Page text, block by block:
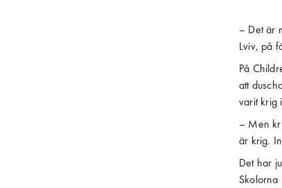
– Det är
Lviv, på
På
att
varit krig
– Men
är krig.
Det har